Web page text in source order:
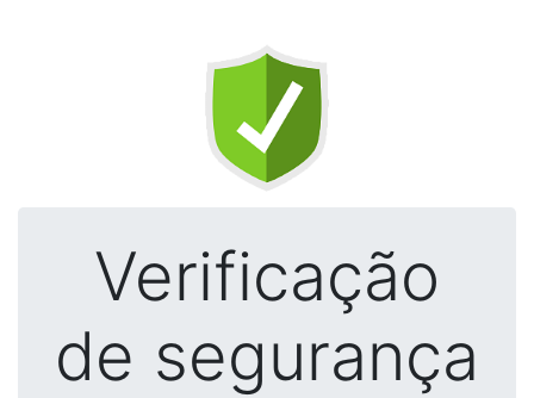
Verificação
de segurança